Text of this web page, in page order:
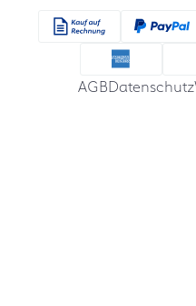
AGBDatenschutz